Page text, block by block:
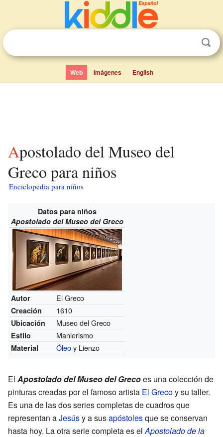
Web Imágenes English
Apostolado del Museo del
Greco para niños
Enciclopedia para niños
Datos para niños
Apostolado del Museo del Greco
Autor El Greco
Creación 1610
Ubicación Museo del Greco
Estilo Manierismo
Material Óleoy Lienzo
El Apostolado del Museo del Grecoes una colección de
pinturas creadas por el famoso artista El Grecoy su taller.
Es una de las dos series completas de cuadros que
representan aJesúsy a susapóstolesque se conservan
hasta hoy. La otra serie completa es elApostolado de la